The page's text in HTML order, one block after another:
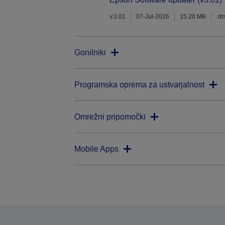
v.3.01 07-Jul-2026 15.20 MB
Gonilniki
Programska oprema za ustvarjalnost
Omrežni pripomočki
Mobile Apps